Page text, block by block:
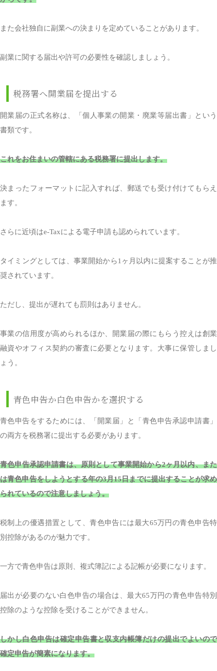
また会社独自に副業への決まりを定めていることがあります。
副業に関する届出や許可の必要性を確認しましょう。
税務署へ開業届を提出する
開業届の正式名称は、「個人事業の開業・廃業等届出書」という
書類です。
これをお住まいの管轄にある税務署に提出します。
決まったフォーマットに記入すれば、郵送でも受け付けてもらえ
ます。
さらに近頃はe-Taxによる電子申請も認められています。
タイミングとしては、事業開始から1ヶ月以内に提案することが推
奨されています。
ただし、提出が遅れても罰則はありません。
事業の信用度が高められるほか、開業届の際にもらう控えは創業
融資やオフィス契約の審査に必要となります。大事に保管しまし
ょう。
青色申告か白色申告かを選択する
青色申告をするためには、「開業届」と「青色申告承認申請書」
の両方を税務署に提出する必要があります。
青色申告承認申請書は、原則として事業開始から2ヶ月以内、また
は青色申告をしようとする年の3月15日までに提出することが求め
られているので注意しましょう。
税制上の優遇措置として、青色申告には最大65万円の青色申告特
別控除があるのが魅力です。
一方で青色申告は原則、複式簿記による記帳が必要になります。
届出が必要のない白色申告の場合は、最大65万円の青色申告特別
控除のような控除を受けることができません。
しかし白色申告は確定申告書と収支内帳簿だけの提出でよいので
確定申告が簡素になります。